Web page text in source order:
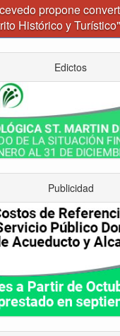
Alcaldía de Tunja
superiores a
Edictos
Publicidad